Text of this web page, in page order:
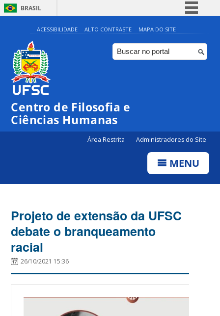
BRASIL
Simplifique!
Comunica BR
Participe
ACESSIBILIDADE ALTO CONTRASTE MAPA DO SITE
Centro de Filosofia e
Ciências Humanas
Área Restrita Administradores do Site
MENU
Projeto de extensão da UFSC
debate o branqueamento
racial
26/10/2021 15:36